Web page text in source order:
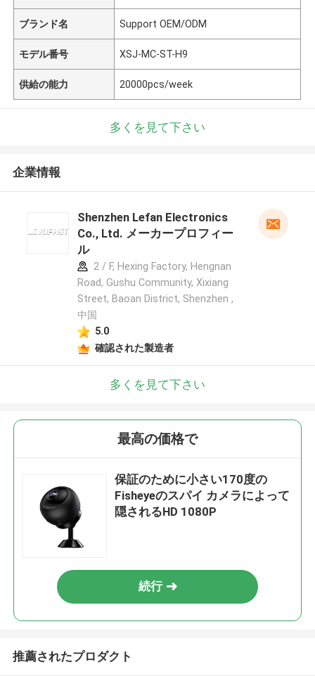
ブランド名 Support OEM/ODM
モデル番号 XSJ-MC-ST-H9
供給の能力 20000pcs/week
多くを見て下さい
企業情報
Shenzhen Lefan Electronics
Co., Ltd. メーカープロフィー
ル
2 / F, Hexing Factory, Hengnan
Road, Gushu Community, Xixiang
Street, Baoan District, Shenzhen ,
中国
5.0
確認された製造者
多くを見て下さい
最高の価格で
保証のために小さい170度の
Fisheyeのスパイ カメラによって
隠されるHD 1080P
続行
推薦されたプロダクト